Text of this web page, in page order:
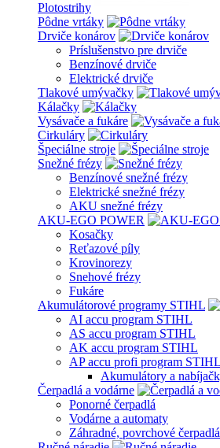
Plotostrihy
Pôdne vrtáky
Drviče konárov
Príslušenstvo pre drviče
Benzínové drviče
Elektrické drviče
Tlakové umývačky
Kálačky
Vysávače a fukáre
Cirkuláry
Špeciálne stroje
Snežné frézy
Benzínové snežné frézy
Elektrické snežné frézy
AKU snežné frézy
AKU-EGO POWER
Kosačky
Reťazové píly
Krovinorezy
Snehové frézy
Fukáre
Akumulátorové programy STIHL
AI accu program STIHL
AS accu program STIHL
AK accu program STIHL
AP accu profi program STIHL
Akumulátory a
Čerpadlá a vodárne
Ponorné čerpadlá
Vodárne a automaty
Záhradné, povrchové čerpadlá